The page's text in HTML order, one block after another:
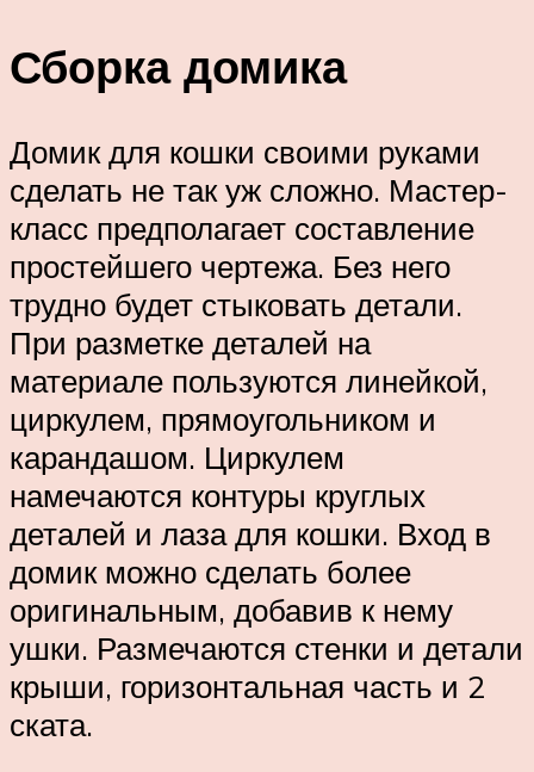
Сборка домика
Домик для кошки своими руками
сделать не так уж сложно. Мастер-
класс предполагает составление
простейшего чертежа. Без него
трудно будет стыковать детали.
При разметке деталей на
материале пользуются линейкой,
циркулем, прямоугольником и
карандашом. Циркулем
намечаются контуры круглых
деталей и лаза для кошки. Вход в
домик можно сделать более
оригинальным, добавив к нему
ушки. Размечаются стенки и детали
крыши, горизонтальная часть и 2
ската.